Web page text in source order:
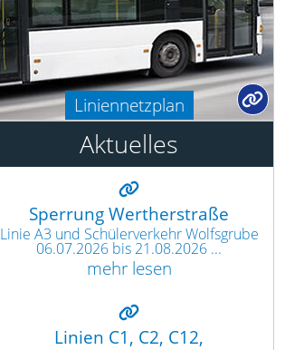
Liniennetzplan
Aktuelles
Sperrung Wertherstraße
Linie A3 und Schülerverkehr Wolfsgrube
06.07.2026 bis 21.08.2026 ...
mehr lesen
Linien C1, C2, C12,